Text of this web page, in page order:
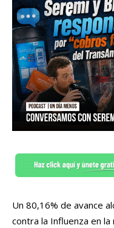
Un 80,16% de avance
contra la Influenza en